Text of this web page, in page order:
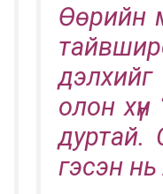
Өөрийн
дэлхийг
олон
дуртай.
гэсэн